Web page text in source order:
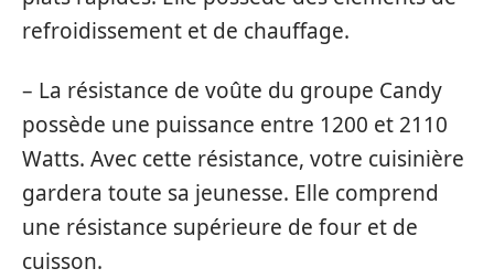
refroidissement et de chauffage.
– La résistance de voûte du groupe Candy
possède une puissance entre 1200 et 2110
Watts. Avec cette résistance, votre cuisinière
gardera toute sa jeunesse. Elle comprend
une résistance supérieure de four et de
cuisson.